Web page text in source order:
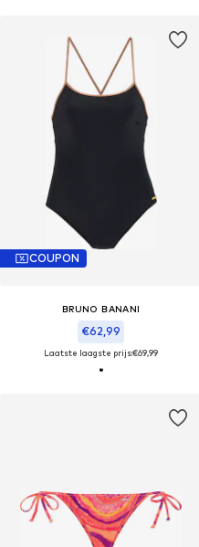
COUPON
BRUNO BANANI
€62,99
Laatste laagste prijs:€69,99